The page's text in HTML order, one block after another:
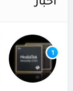
أخبار
1